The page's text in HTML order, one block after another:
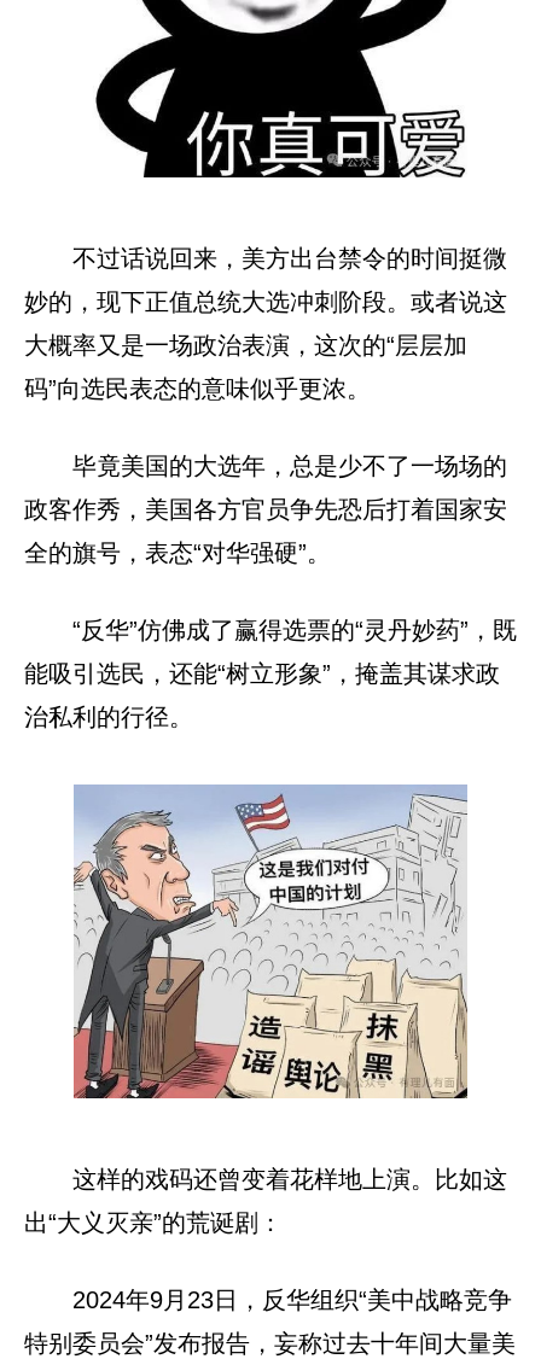
不过话说回来，美方出台禁令的时间挺微
妙的，现下正值总统大选冲刺阶段。或者说这
大概率又是一场政治表演，这次的“层层加
码”向选民表态的意味似乎更浓。
毕竟美国的大选年，总是少不了一场场的
政客作秀，美国各方官员争先恐后打着国家安
全的旗号，表态“对华强硬”。
“反华”仿佛成了赢得选票的“灵丹妙药”，既
能吸引选民，还能“树立形象”，掩盖其谋求政
治私利的行径。
这样的戏码还曾变着花样地上演。比如这
出“大义灭亲”的荒诞剧：
2024年9月23日，反华组织“美中战略竞争
特别委员会”发布报告，妄称过去十年间大量美